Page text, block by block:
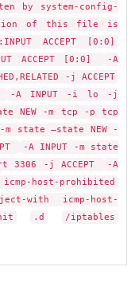
by system-config-
of this file is
:INPUT ACCEPT [0:0]
ACCEPT [0:0]
-A
-j ACCEPT
-A INPUT -i lo -j
NEW -m tcp -p tcp
-m state –state NEW -
-A INPUT -m state
3306 -j ACCEPT
-A
host-prohibited
with icmp-host-
.d
/iptables